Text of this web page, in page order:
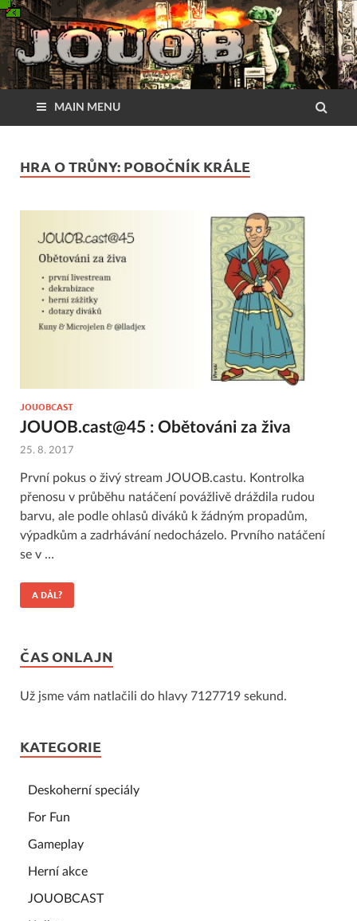
MAIN MENU
HRA O TRŮNY: POBOČNÍK KRÁLE
JOUOBCAST
JOUOB.cast@45 : Obětováni za živa
25. 8. 2017
První pokus o živý stream JOUOB.castu. Kontrolka
přenosu v průběhu natáčení povážlivě dráždila rudou
barvu, ale podle ohlasů diváků k žádným propadům,
výpadkům a zadrhávání nedocházelo. Prvního natáčení
se v …
A DÁL?
ČAS ONLAJN
Už jsme vám natlačili do hlavy 7127719 sekund.
KATEGORIE
Deskoherní speciály
For Fun
Gameplay
Herní akce
JOUOBCAST